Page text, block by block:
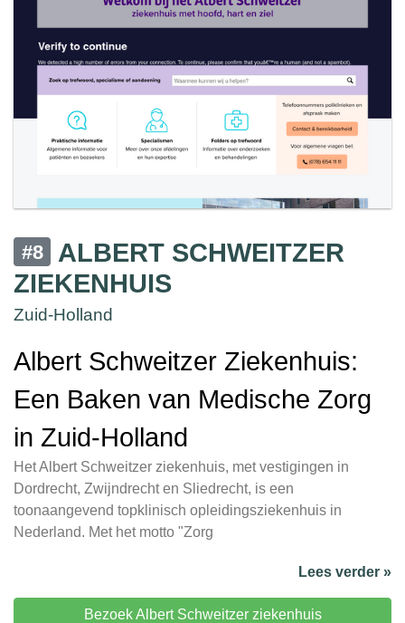
#8
ALBERT SCHWEITZER
ZIEKENHUIS
Zuid-Holland
Albert Schweitzer Ziekenhuis:
Een Baken van Medische Zorg
in Zuid-Holland
Het Albert Schweitzer ziekenhuis, met vestigingen in
Dordrecht, Zwijndrecht en Sliedrecht, is een
toonaangevend topklinisch opleidingsziekenhuis in
Nederland. Met het motto "Zorg
Lees verder »
Bezoek Albert Schweitzer ziekenhuis